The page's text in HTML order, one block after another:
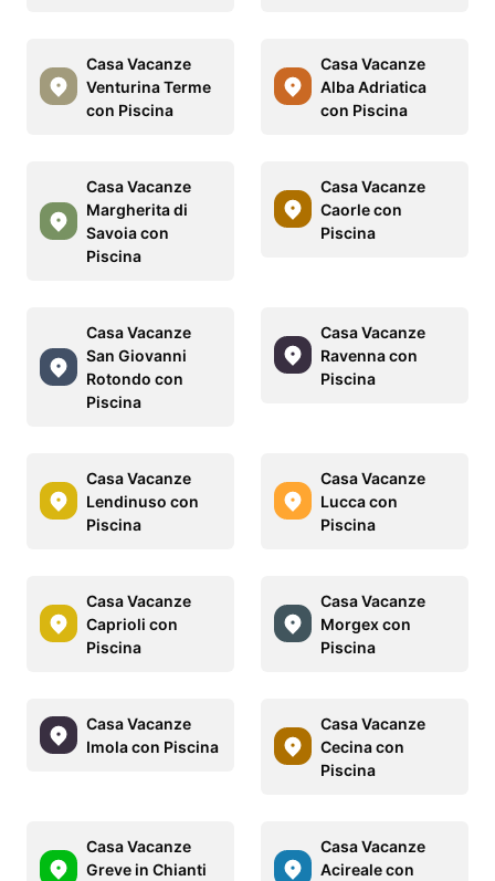
Casa Vacanze
Venturina Terme
con Piscina
Casa Vacanze
Alba Adriatica
con Piscina
Casa Vacanze
Margherita di
Savoia con
Piscina
Casa Vacanze
Caorle con
Piscina
Casa Vacanze
San Giovanni
Rotondo con
Piscina
Casa Vacanze
Ravenna con
Piscina
Casa Vacanze
Lendinuso con
Piscina
Casa Vacanze
Lucca con
Piscina
Casa Vacanze
Caprioli con
Piscina
Casa Vacanze
Morgex con
Piscina
Casa Vacanze
Imola con Piscina
Casa Vacanze
Cecina con
Piscina
Casa Vacanze
Greve in Chianti
Casa Vacanze
Acireale con